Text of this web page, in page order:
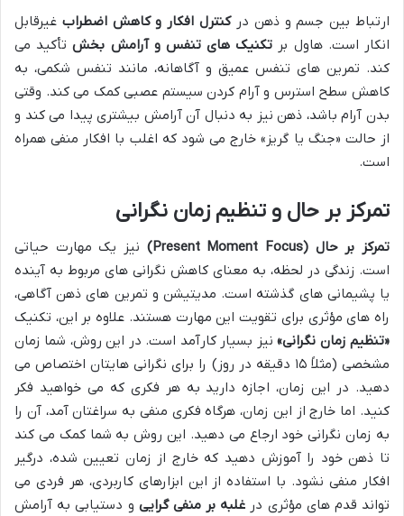
ارتباط بین جسم و ذهن درکنترل افکار و کاهش اضطراب غیرقابل
انکار است. هاول بر تکنیک های تنفس و آرامش بخشتأکید می
کند. تمرین های تنفس عمیق و آگاهانه، مانند تنفس شکمی، به
کاهش سطح استرس و آرام کردن سیستم عصبی کمک می کند. وقتی
بدن آرام باشد، ذهن نیز به دنبال آن آرامش بیشتری پیدا می کند و
از حالت «جنگ یا گریز» خارج می شود که اغلب با افکار منفی همراه
است.
تمرکز بر حال و تنظیم زمان نگرانی
تمرکز بر حال (Present Moment Focus)
نیز یک مهارت حیاتی
است. زندگی در لحظه، به معنای کاهش نگرانی های مربوط به آینده
یا پشیمانی های گذشته است. مدیتیشن و تمرین های ذهن آگاهی،
راه های مؤثری برای تقویت این مهارت هستند. علاوه بر این، تکنیک
«تنظیم زمان نگرانی»نیز بسیار کارآمد است. در این روش، شما زمان
مشخصی (مثلاً ۱۵ دقیقه در روز) را برای نگرانی هایتان اختصاص می
دهید. در این زمان، اجازه دارید به هر فکری که می خواهید فکر
کنید. اما خارج از این زمان، هرگاه فکری منفی به سراغتان آمد، آن را
به زمان نگرانی خود ارجاع می دهید. این روش به شما کمک می کند
تا ذهن خود را آموزش دهید که خارج از زمان تعیین شده، درگیر
افکار منفی نشود. با استفاده از این ابزارهای کاربردی، هر فردی می
تواند قدم های مؤثری در غلبه بر منفی گرایی و دستیابی به آرامش